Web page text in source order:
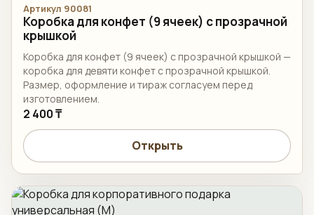
Артикул 90081
Коробка для конфет (9 ячеек) с прозрачной
крышкой
Коробка для конфет (9 ячеек) с прозрачной крышкой —
коробка для девяти конфет с прозрачной крышкой.
Размер, оформление и тираж согласуем перед
изготовлением.
2 400 ₸
Открыть